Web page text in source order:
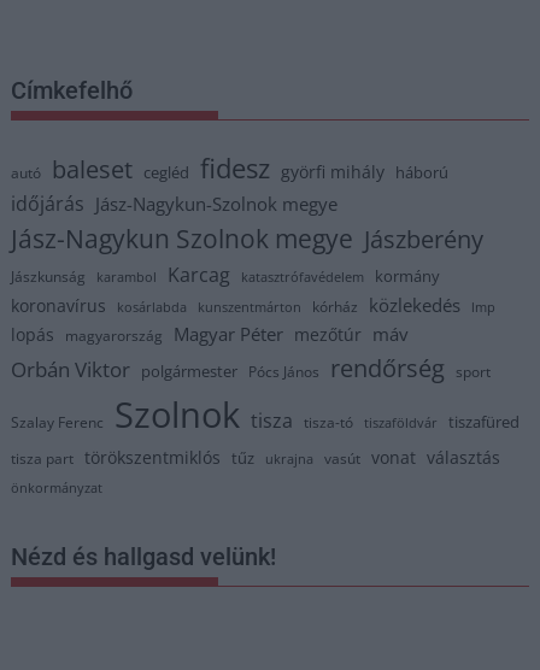
Címkefelhő
autó baleset cegléd fidesz györfi mihály háború
időjárás Jász-Nagykun-Szolnok megye
Jász-Nagykun Szolnok megye Jászberény
Jászkunság karambol Karcag katasztrófavédelem kormány
koronavírus kosárlabda kunszentmárton kórház közlekedés lmp
lopás magyarország Magyar Péter mezőtúr máv
Orbán Viktor polgármester Pócs János rendőrség sport
Szalay Ferenc Szolnok tisza tisza-tó tiszaföldvár tiszafüred
tisza part törökszentmiklós tűz ukrajna vasút vonat választás
önkormányzat
Nézd és hallgasd velünk!